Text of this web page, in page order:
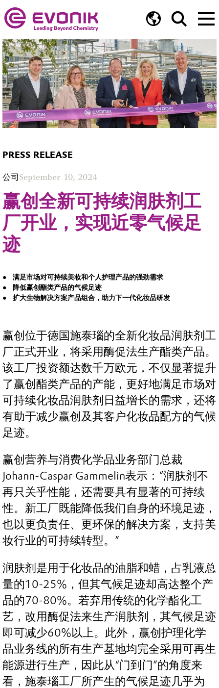
PRESS RELEASE
公司 September 10, 2024
赢创全新可持续润肤剂工
厂开业，实现近零气候足
迹
满足市场对可持续美妆和个人护理产品的强劲需求
降低赢创酯类产品的气候足迹
扩大生物解决方案产品组合，助力下一代化妆品研发
赢创位于德国施泰瑙的全新化妆品润肤剂工
厂正式开业，将采用酶促法生产酯类产品。
该工厂投资额达数千万欧元，不仅显著提升
了赢创酯类产品的产能，更好地满足市场对
可持续化妆品润肤剂日益增长的需求，还将
有助于减少赢创及其客户化妆品配方的气候
足迹。
赢创营养与消费化学品业务部门总裁
Johann-Caspar Gammelin表示：“润肤剂不
再只关乎性能，还需要具有显著的可持续
性。新工厂既能降低我们自身的环境足迹，
也以更负责任、更环保的解决方案，支持美
妆行业的可持续转型。”
润肤剂是用于化妆品的油脂和蜡，占乳液总
量的10-25%，但其气候足迹却高达整个产
品的70-80%。若弃用传统的化学酯化工
艺，改用酶促法来生产润肤剂，其气候足迹
即可减少60%以上。此外，赢创护理化学
品业务线的所有生产基地均完全采用可再生
能源进行生产，因此从“门到门”的角度来
看，施泰瑙工厂所产生的气候足迹几乎为